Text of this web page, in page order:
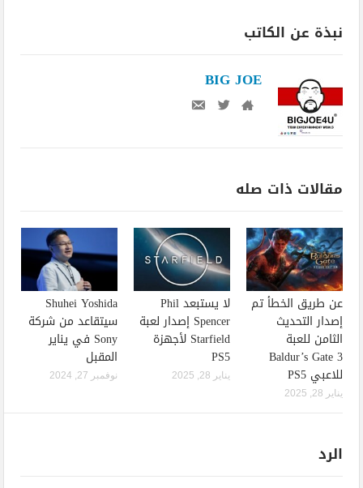
نبذة عن الكاتب
BIG JOE
مقالات ذات صله
عن طريق الخطأ تم
إصدار التحديث
الثامن للعبة
Baldur’s Gate 3
للاعبي PS5
يناير 28, 2025
لا يستبعد Phil
Spencer إصدار لعبة
Starfield لأجهزة
PS5
يناير 28, 2025
Shuhei Yoshida
سيتقاعد من شركة
Sony في يناير
المقبل
نوفمبر 27, 2024
الرد